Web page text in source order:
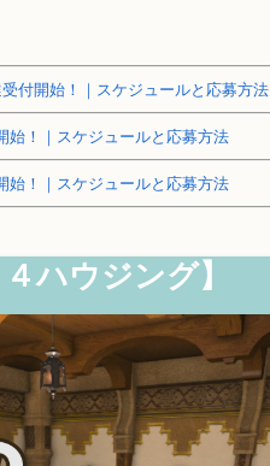
付開始！｜スケジュールと応募方法
始！｜スケジュールと応募方法
始！｜スケジュールと応募方法
ハウジング】